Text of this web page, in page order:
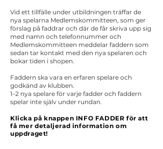
Vid ett tillfälle under utbildningen träffar de
nya spelarna Medlemskommitteen, som ger
förslag på faddrar och där de får skriva upp sig
med namn och telefonnummer och
Medlemskommitteen meddelar faddern som
sedan tar kontakt med den nya spelaren och
bokar tiden i shopen.
Faddern ska vara en erfaren spelare och
godkänd av klubben.
1–2 nya spelare för varje fadder och faddern
spelar inte själv under rundan.
Klicka på knappen INFO FADDER för att
få mer detaljerad information om
uppdraget!